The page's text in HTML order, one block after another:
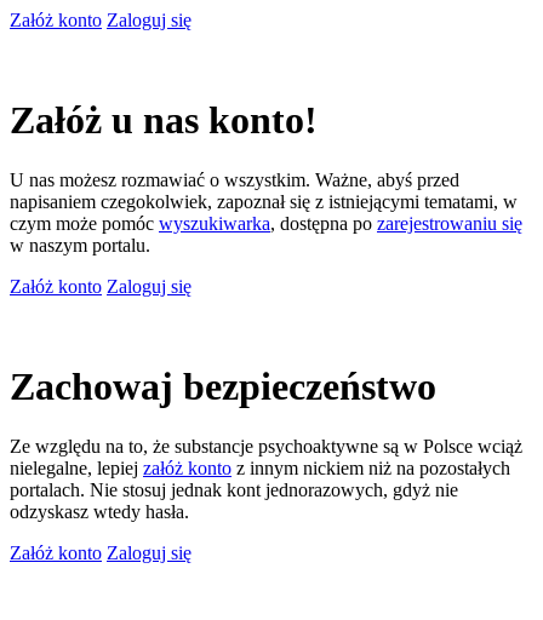
Załóż konto Zaloguj się
Załóż u nas konto!
U nas możesz rozmawiać o wszystkim. Ważne, abyś przed
napisaniem czegokolwiek, zapoznał się z istniejącymi tematami, w
czym może pomóc wyszukiwarka, dostępna po zarejestrowaniu się
w naszym portalu.
Załóż konto Zaloguj się
Zachowaj bezpieczeństwo
Ze względu na to, że substancje psychoaktywne są w Polsce wciąż
nielegalne, lepiej załóż konto z innym nickiem niż na pozostałych
portalach. Nie stosuj jednak kont jednorazowych, gdyż nie
odzyskasz wtedy hasła.
Załóż konto Zaloguj się